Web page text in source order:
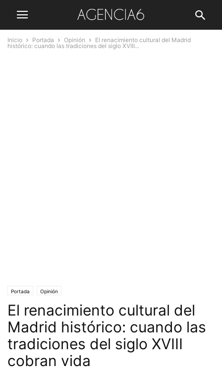
Inicio Portada Opinión
El renacimiento cultural del Madrid
histórico: cuando las tradiciones del siglo XVIII...
Portada Opinión
El renacimiento cultural del
Madrid histórico: cuando las
tradiciones del siglo XVIII
cobran vida